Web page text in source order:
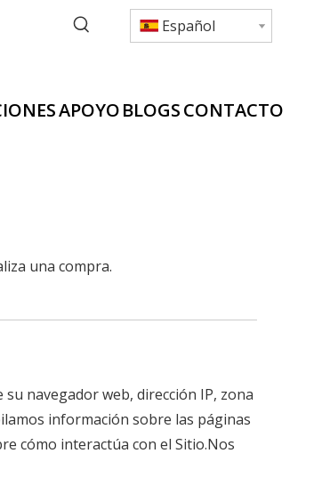
Español
APOYOBLOGSCONTACTO
una compra.
navegador web, dirección IP, zona
información sobre las páginas
cómo interactúa con el Sitio.Nos